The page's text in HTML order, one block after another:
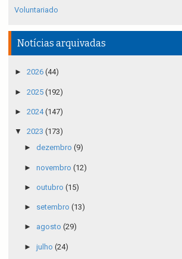
Voluntariado
Notícias arquivadas
► 2026 (44)
► 2025 (192)
► 2024(147)
▼ 2023 (173)
► dezembro (9)
► novembro (12)
► outubro (15)
► setembro (13)
► agosto (29)
► julho (24)